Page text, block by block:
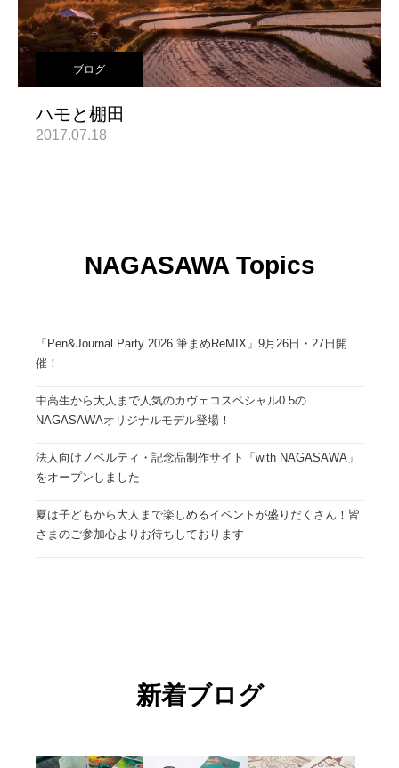
ブログ
ハモと棚田
2017.07.18
NAGASAWA Topics
「Pen&Journal Party 2026 筆まめReMIX」9月26日・27日開
催！
中高生から大人まで人気のカヴェコスペシャル0.5の
NAGASAWAオリジナルモデル登場！
法人向けノベルティ・記念品制作サイト「with NAGASAWA」
をオープンしました
夏は子どもから大人まで楽しめるイベントが盛りだくさん！皆
さまのご参加心よりお待ちしております
新着ブログ